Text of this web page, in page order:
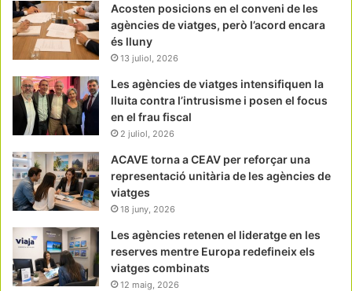
Acosten posicions en el conveni de les
agències de viatges, però l’acord encara
és lluny
13 juliol, 2026
Les agències de viatges intensifiquen la
lluita contra l’intrusisme i posen el focus
en el frau fiscal
2 juliol, 2026
ACAVE torna a CEAV per reforçar una
representació unitària de les agències de
viatges
18 juny, 2026
Les agències retenen el lideratge en les
reserves mentre Europa redefineix els
viatges combinats
12 maig, 2026